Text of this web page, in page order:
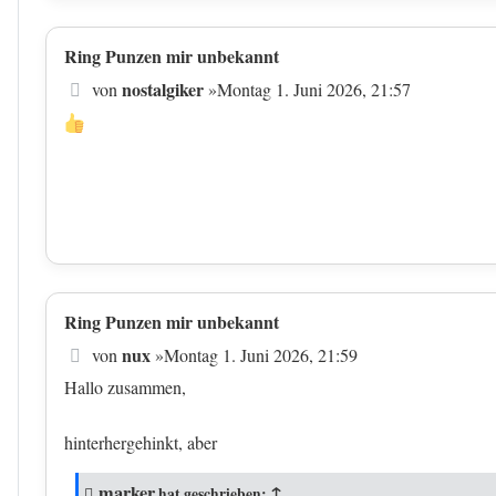
Ring Punzen mir unbekannt
Beitrag
von nostalgiker»Montag 1. Juni 2026, 21:57
Ring Punzen mir unbekannt
Beitrag
von nux»Montag 1. Juni 2026, 21:59
Hallo zusammen,
hinterhergehinkt, aber